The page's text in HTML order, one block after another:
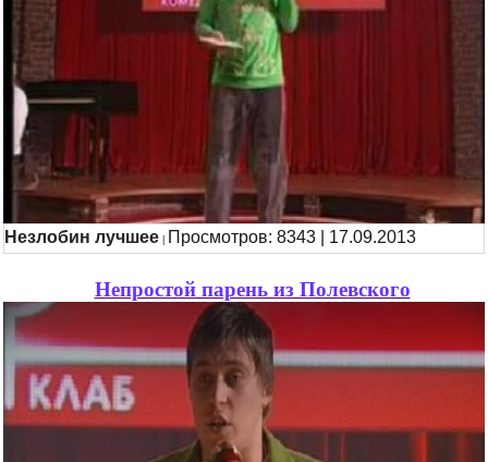
Незлобин лучшее Просмотров: 8343 | 17.09.2013
Непростой парень из Полевского